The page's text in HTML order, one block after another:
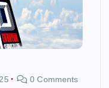
0 Comments